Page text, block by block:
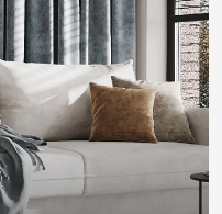
Кровати мятного цвета
горчичного цвета